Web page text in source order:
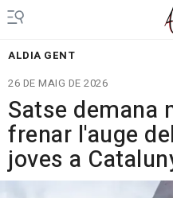
ALDIA GENT
26 DE MAIG DE 2026
Satse demana
frenar l'auge
joves a